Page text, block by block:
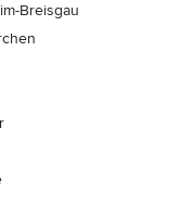
Breisgau